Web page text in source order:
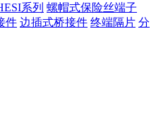
系列 螺帽式保险丝端子
件 边插式桥接件 终端隔片 分